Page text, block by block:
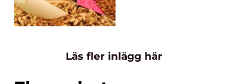
Läs fler inlägg här